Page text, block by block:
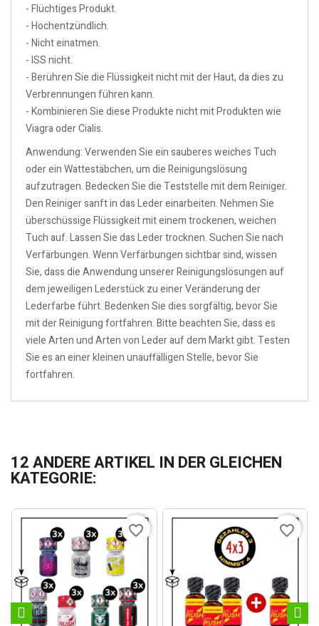
- Flüchtiges Produkt.
- Hochentzündlich.
- Nicht einatmen.
- ISS nicht.
- Berühren Sie die Flüssigkeit nicht mit der Haut, da dies zu
Verbrennungen führen kann.
- Kombinieren Sie diese Produkte nicht mit Produkten wie
Viagra oder Cialis.
Anwendung: Verwenden Sie ein sauberes weiches Tuch
oder ein Wattestäbchen, um die Reinigungslösung
aufzutragen. Bedecken Sie die Teststelle mit dem Reiniger.
Den Reiniger sanft in das Leder einarbeiten. Nehmen Sie
überschüssige Flüssigkeit mit einem trockenen, weichen
Tuch auf. Lassen Sie das Leder trocknen. Suchen Sie nach
Verfärbungen. Wenn Verfärbungen sichtbar sind, wissen
Sie, dass die Anwendung unserer Reinigungslösungen auf
dem jeweiligen Lederstück zu einer Veränderung der
Lederfarbe führt. Bedenken Sie dies sorgfältig, bevor Sie
mit der Reinigung fortfahren. Bitte beachten Sie, dass es
viele Arten und Arten von Leder auf dem Markt gibt. Testen
Sie es an einer kleinen unauffälligen Stelle, bevor Sie
fortfahren.
12 ANDERE ARTIKEL IN DER GLEICHEN
KATEGORIE:
favorite_border favorite_border